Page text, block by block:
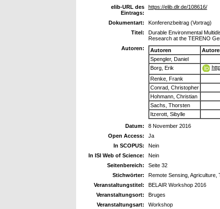
elib-URL des
Eintrags:
https://elib.dlr.de/108616/
Dokumentart:
Konferenzbeitrag (Vortrag)
Titel:
Durable Environmental
Research at the TERENO
Autoren:
Autoren
Spengler, Daniel
Borg, Erik
Renke, Frank
Conrad, Christopher
Hohmann, Christian
Sachs, Thorsten
Itzerott, Sibylle
Datum:
8 November 2016
Open Access:
Ja
In SCOPUS:
Nein
In ISI Web of Science:
Nein
Seitenbereich:
Seite 32
Stichwörter:
Remote Sensing, Agriculture,
Veranstaltungstitel:
BELAIR Workshop 2016
Veranstaltungsort:
Bruges
Veranstaltungsart:
Workshop